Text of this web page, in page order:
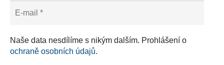
Naše data nesdílíme s nikým dalším. Prohlášení o
ochraně osobních údajů.